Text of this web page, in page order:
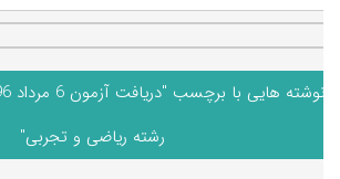
رشته ریاضی و تجربی"